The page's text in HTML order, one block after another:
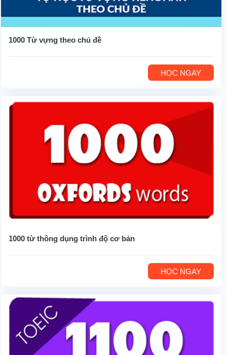
1000 Từ vựng theo chủ đề
HỌC NGAY
1000 từ thông dụng trình độ cơ bản
HỌC NGAY